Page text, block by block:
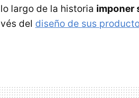
largo de la historia imponer
del diseño de sus